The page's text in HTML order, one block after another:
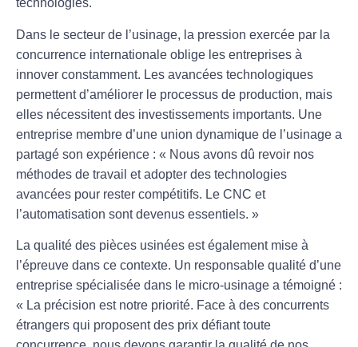
technologies.
Dans le secteur de l’usinage, la pression exercée par la
concurrence internationale oblige les entreprises à
innover constamment. Les avancées technologiques
permettent d’améliorer le processus de production, mais
elles nécessitent des investissements importants. Une
entreprise membre d’une union dynamique de l’usinage a
partagé son expérience : « Nous avons dû revoir nos
méthodes de travail et adopter des technologies
avancées pour rester compétitifs. Le CNC et
l’automatisation sont devenus essentiels. »
La qualité des pièces usinées est également mise à
l’épreuve dans ce contexte. Un responsable qualité d’une
entreprise spécialisée dans le micro-usinage a témoigné :
« La précision est notre priorité. Face à des concurrents
étrangers qui proposent des prix défiant toute